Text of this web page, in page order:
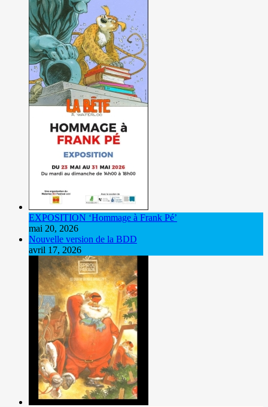
EXPOSITION ‘Hommage à Frank Pé’
mai 20, 2026
Nouvelle version de la BDD
avril 17, 2026